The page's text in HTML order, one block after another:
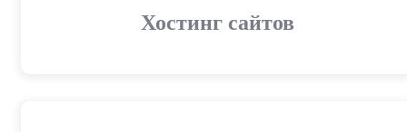
Хостинг сайтов